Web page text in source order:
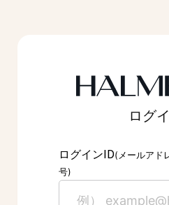
ログ
ログインID(メールアド
号)